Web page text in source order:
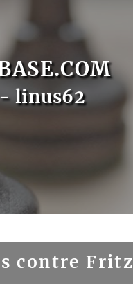
linus62
contre Fritz